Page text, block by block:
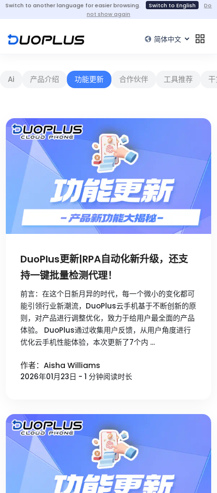
Switch to another language for easier browsing. Switch to English
Do
not show again
Ai 产品介绍 功能更新 合作伙伴 工具推荐
DuoPlus更新|RPA自动化新升级，还支
持一键批量检测代理！
前言：在这个日新月异的时代，每一个微小的变化都可
能引领行业新潮流，DuoPlus云手机基于不断创新的原
则，对产品进行调整优化，致力于给用户最全面的产品
体验。 DuoPlus通过收集用户反馈，从用户角度进行
优化云手机性能体验，本次更新了7个内 …
作者：Aisha Williams
2026年01月23日 - 1 分钟阅读时长